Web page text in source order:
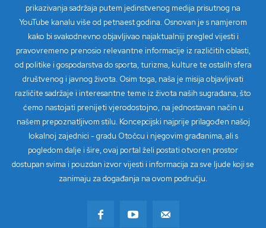
prikazivanja sadržaja putem jedinstvenog medija prisutnog na
YouTube kanalu više od petnaest godina. Osnovan je s namjerom
kako bi svakodnevno objavljivao najaktualniji pregled vijesti i
pravovremeno prenosio relevantne informacije iz različitih oblasti,
od politike i gospodarstva do sporta, turizma, kulture te ostalih sfera
društvenog i javnog života. Osim toga, naša je misija objavljivati
različite sadržaje i interesantne teme iz života naših sugrađana, što
ćemo nastojati prenijeti vjerodostojno, na jednostavan način u
našem prepoznatljivom stilu. Koncepcijski najprije prilagođen našoj
lokalnoj zajednici - gradu Otočcu i njegovim građanima, ali s
pogledom dalje i šire, ovaj portal želi postati otvoren prostor
dostupan svima i pouzdan izvor vijesti i informacija za sve ljude koji se
zanimaju za događanja na ovom području.